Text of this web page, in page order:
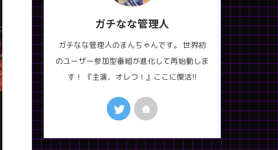
ガチなな管理人
ガチなな管理人のまんちゃんです。 世界初
のユーザー参加型番組が進化して再始動しま
す！ 『主演、オレつ！』ここに復活!!